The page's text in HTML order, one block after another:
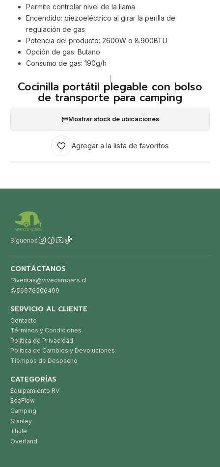
Permite controlar nivel de la llama
Encendido: piezoeléctrico al girar la perilla de
regulación de gas
Potencia del producto: 2600W o 8.900BTU
Opción de gas: Butano
Consumo de gas: 190g/h
Cocinilla portátil plegable con bolso
de transporte para camping
Mostrar stock de ubicaciones
Agregar a la lista de favoritos
Síguenos
CONTÁCTANOS
ventas@vivecampers.cl
56976506499
SERVICIO AL CLIENTE
Contacto
Términos y Condiciones
Política de Privacidad
Política de Cambios y Devoluciones
Tiempos de Despacho
CATEGORÍAS
Equipamiento RV
EcoFlow
Camping
Stanley
Thule
Overland